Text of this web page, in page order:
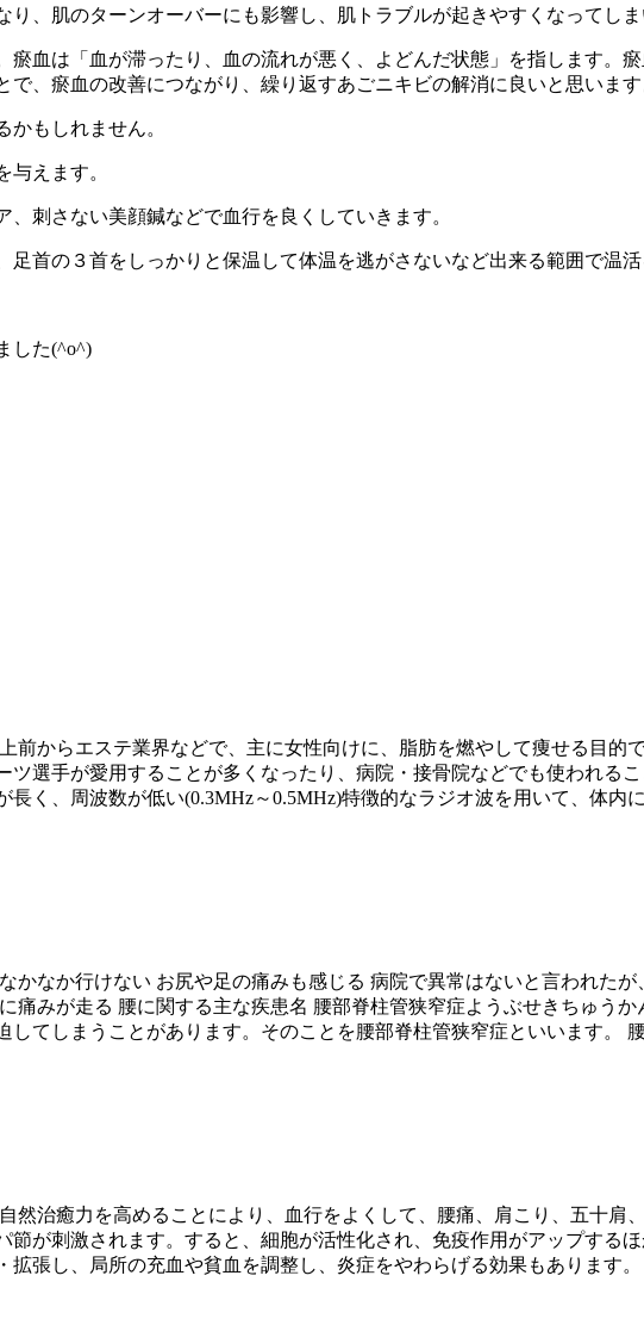
、肌のターンオーバーにも影響し、肌トラブルが起きやすくなってしま
瘀血は「血が滞ったり、血の流れが悪く、よどんだ状態」を指します。
、瘀血の改善につながり、繰り返すあごニキビの解消に良いと思います
かもしれません。
えます。
刺さない美顔鍼などで血行を良くしていきます。
首の３首をしっかりと保温して体温を逃がさないなど出来る範囲で温
した(^o^)
前からエステ業界などで、主に女性向けに、脂肪を燃やして痩せる目
ツ選手が愛用することが多くなったり、病院・接骨院などでも使われる
く、周波数が低い(0.3MHz～0.5MHz)特徴的なラジオ波を用いて、体
かなか行けない お尻や足の痛みも感じる 病院で異常はないと言われた
痛みが走る 腰に関する主な疾患名 腰部脊柱管狭窄症ようぶせきちゅう
してしまうことがあります。そのことを腰部脊柱管狭窄症といいます。
然治癒力を高めることにより、血行をよくして、腰痛、肩こり、五十肩
節が刺激されます。すると、細胞が活性化され、免疫作用がアップする
拡張し、局所の充血や貧血を調整し、炎症をやわらげる効果もあります